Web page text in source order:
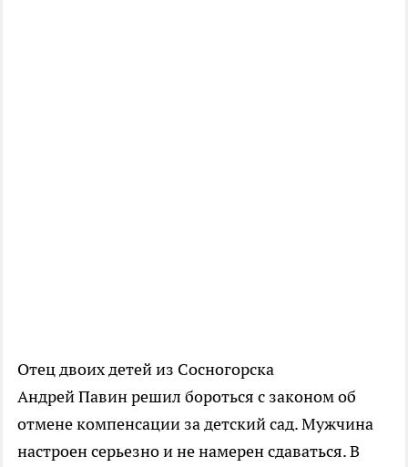
Отец двоих детей из Сосногорска
АндрейПавинрешил бороться с законом об
отмене компенсации за детский сад. Мужчина
настроен серьезно и не намерен сдаваться. В